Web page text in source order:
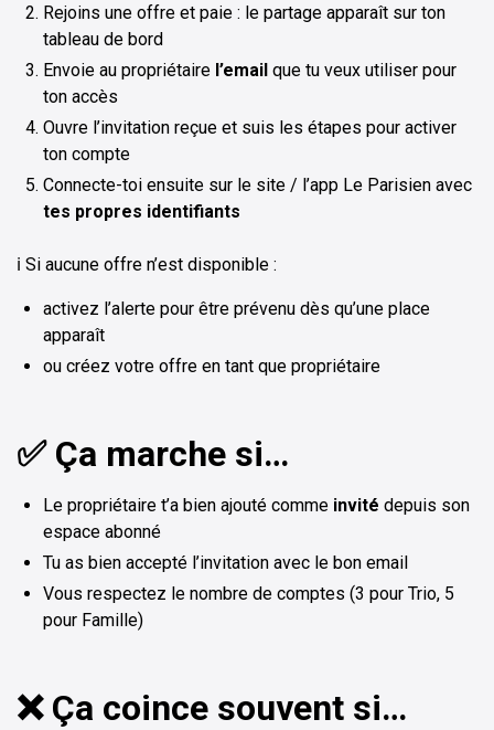
Rejoins une offre et paie : le partage apparaît sur ton
tableau de bord
Envoie au propriétaire l’email que tu veux utiliser pour
ton accès
Ouvre l’invitation reçue et suis les étapes pour activer
ton compte
Connecte-toi ensuite sur le site / l’app Le Parisien avec
tes propres identifiants
ℹ️ Si aucune offre n’est disponible :
activez l’alerte pour être prévenu dès qu’une place
apparaît
ou créez votre offre en tant que propriétaire
✅ Ça marche si…
Le propriétaire t’a bien ajouté comme invité depuis son
espace abonné
Tu as bien accepté l’invitation avec le bon email
Vous respectez le nombre de comptes (3 pour Trio, 5
pour Famille)
❌ Ça coince souvent si…